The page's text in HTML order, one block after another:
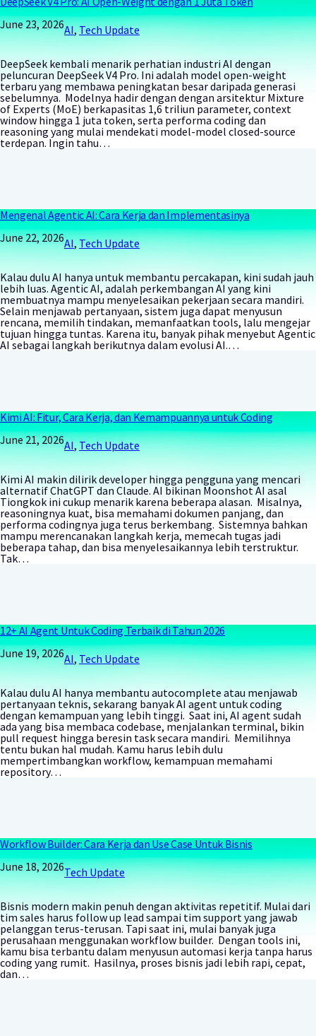
June 23, 2026AI, Tech Update
DeepSeek kembali menarik perhatian industri AI dengan
peluncuran DeepSeek V4 Pro. Ini adalah model open-weight
terbaru yang membawa peningkatan besar daripada generasi
sebelumnya. Modelnya hadir dengan dengan arsitektur Mixture
of Experts (MoE) berkapasitas 1,6 triliun parameter, context
window hingga 1 juta token, serta performa coding dan
reasoning yang mulai mendekati model-model closed-source
terdepan. Ingin tahu…
Mengenal Agentic AI: Cara Kerja dan Implementasinya
June 22, 2026AI, Tech Update
Kalau dulu AI hanya untuk membantu percakapan, kini sudah jauh
lebih luas. Agentic AI, adalah perkembangan AI yang kini
membuatnya mampu menyelesaikan pekerjaan secara mandiri.
Selain menjawab pertanyaan, sistem juga dapat menyusun
rencana, memilih tindakan, memanfaatkan tools, lalu mengejar
tujuan hingga tuntas. Karena itu, banyak pihak menyebut Agentic
AI sebagai langkah berikutnya dalam evolusi AI.…
Kimi AI: Fitur, Cara Kerja, dan Kemampuannya untuk Coding
June 21, 2026AI, Tech Update
Kimi AI makin dilirik developer hingga pengguna yang mencari
alternatif ChatGPT dan Claude. AI bikinan Moonshot AI asal
Tiongkok ini cukup menarik karena beberapa alasan. Misalnya,
reasoningnya kuat, bisa memahami dokumen panjang, dan
performa codingnya juga terus berkembang. Sistemnya bahkan
mampu merencanakan langkah kerja, memecah tugas jadi
beberapa tahap, dan bisa menyelesaikannya lebih terstruktur.
Tak…
12+ AI Agent Untuk Coding Terbaik di Tahun 2026
June 19, 2026AI, Tech Update
Kalau dulu AI hanya membantu autocomplete atau menjawab
pertanyaan teknis, sekarang banyak AI agent untuk coding
dengan kemampuan yang lebih tinggi. Saat ini, AI agent sudah
ada yang bisa membaca codebase, menjalankan terminal, bikin
pull request hingga beresin task secara mandiri. Memilihnya
tentu bukan hal mudah. Kamu harus lebih dulu
mempertimbangkan workflow, kemampuan memahami
repository…
Workflow Builder: Cara Kerja dan Use Case Untuk Bisnis
June 18, 2026Tech Update
Bisnis modern makin penuh dengan aktivitas repetitif. Mulai dari
tim sales harus follow up lead sampai tim support yang jawab
pelanggan terus-terusan. Tapi saat ini, mulai banyak juga
perusahaan menggunakan workflow builder. Dengan tools ini,
kamu bisa terbantu dalam menyusun automasi kerja tanpa harus
coding yang rumit. Hasilnya, proses bisnis jadi lebih rapi, cepat,
dan…